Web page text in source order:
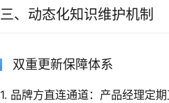
三、动态化知识维护机制
双重更新保障体系
1. 品牌方直连通道：产品经理定